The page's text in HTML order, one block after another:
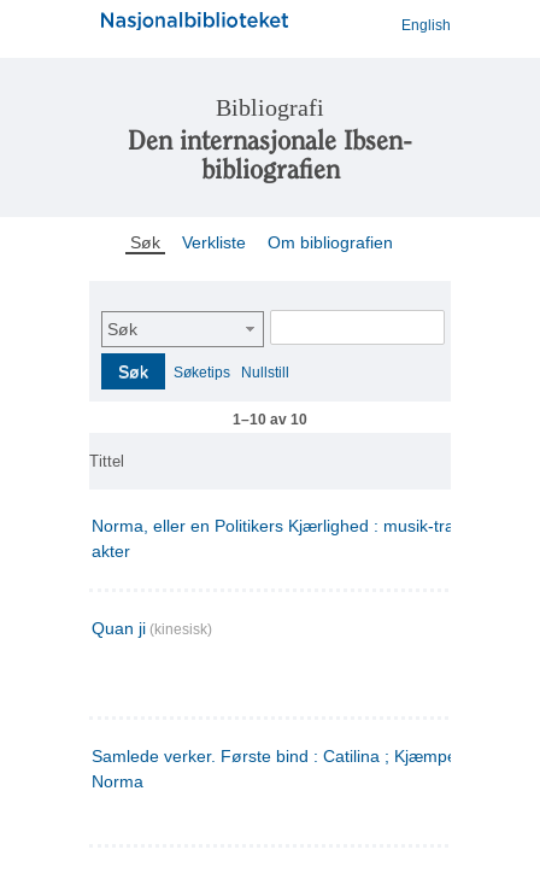
English
Bibliografi
Den internasjonale Ibsen-
bibliografien
Søk Verkliste Om bibliografien
Søk
Søk Søketips Nullstill
1–10 av 10
Tittel
Norma, eller en Politikers Kjærlighed : musik-tragedie i tre
akter
Quan ji (kinesisk)
Samlede verker. Første bind : Catilina ; Kjæmpehøien ;
Norma